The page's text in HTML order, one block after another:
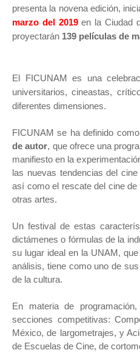
presenta la novena edición,
marzo del 2019en la Ciudad
proyectarán 139 películas de
El FICUNAM es una
universitarios, cineastas,
diferentes dimensiones.
FICUNAM se ha definido
de autor, que ofrece una
manifiesto en la
las nuevas tendencias del
así como el rescate del cine
otras artes.
Un festival de estas
dictámenes o fórmulas de la
su lugar ideal en la UNAM,
análisis, tiene como uno de
de la cultura.
En materia de
secciones competitivas:
México, de largometrajes, y
de Escuelas de Cine, de